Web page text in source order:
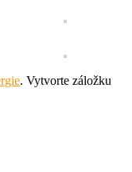
. Vytvorte záložku